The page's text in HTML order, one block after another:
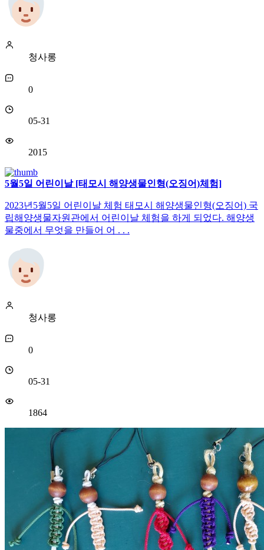
청사롱
0
05-31
2015
5월5일 어린이날 [태모시 해양생물인형(오징어)체험]
2023년5월5일 어린이날 체험 태모시 해양생물인형(오징어) 국
립해양생물자원관에서 어린이날 체험을 하게 되었다. 해양생
물중에서 무엇을 만들어 어 . . .
청사롱
0
05-31
1864